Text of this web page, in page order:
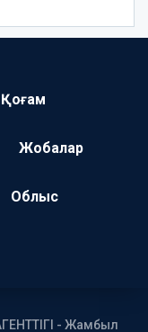
Қоғам
Жобалар
Облыс
- Жамбыл